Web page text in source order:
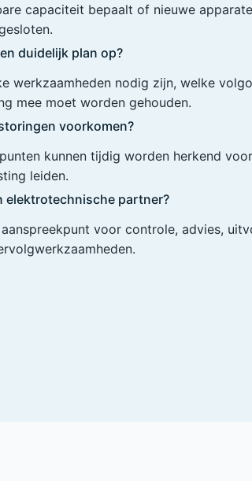
capaciteit bepaalt of nieuwe
duidelijk plan op?
werkzaamheden nodig zijn, welke
mee moet worden gehouden.
voorkomen?
kunnen tijdig worden herkend
leiden.
elektrotechnische partner?
voor controle, advies,